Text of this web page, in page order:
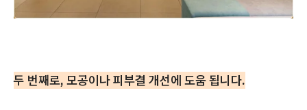
두 번째로, 모공이나 피부결 개선에 도움 됩니다.